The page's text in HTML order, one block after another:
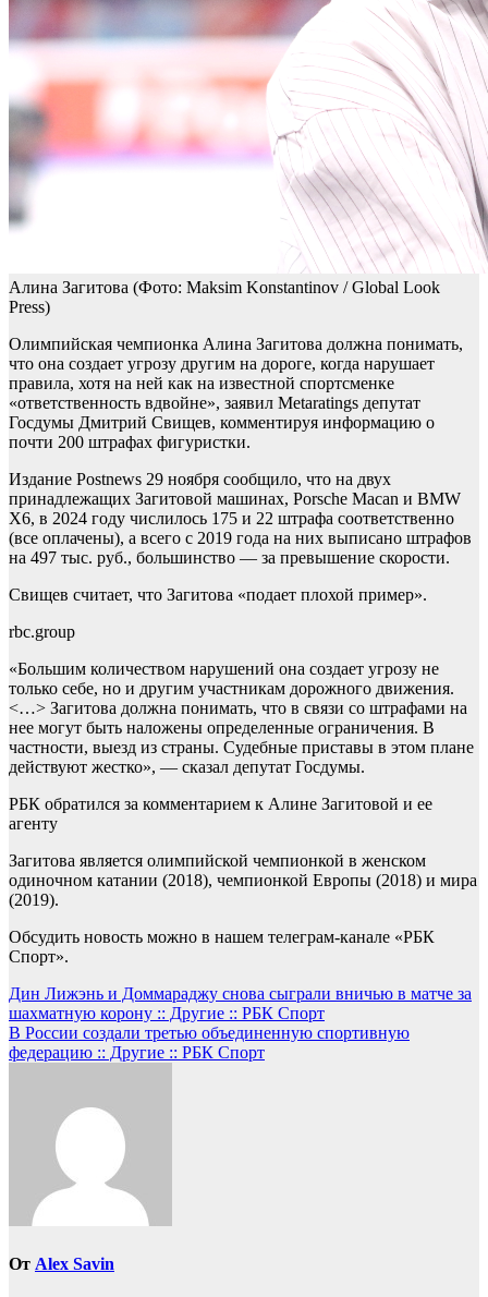
Алина Загитова (Фото: Maksim Konstantinov / Global Look
Press)
Олимпийская чемпионка Алина Загитова должна понимать,
что она создает угрозу другим на дороге, когда нарушает
правила, хотя на ней как на известной спортсменке
«ответственность вдвойне», заявил Metaratings депутат
Госдумы Дмитрий Свищев, комментируя информацию о
почти 200 штрафах фигуристки.
Издание Postnews 29 ноября сообщило, что на двух
принадлежащих Загитовой машинах, Porsche Macan и BMW
X6, в 2024 году числилось 175 и 22 штрафа соответственно
(все оплачены), а всего с 2019 года на них выписано штрафов
на 497 тыс. руб., большинство — за превышение скорости.
Свищев считает, что Загитова «подает плохой пример».
rbc.group
«Большим количеством нарушений она создает угрозу не
только себе, но и другим участникам дорожного движения.
<…> Загитова должна понимать, что в связи со штрафами на
нее могут быть наложены определенные ограничения. В
частности, выезд из страны. Судебные приставы в этом плане
действуют жестко», — сказал депутат Госдумы.
РБК обратился за комментарием к Алине Загитовой и ее
агенту
Загитова является олимпийской чемпионкой в женском
одиночном катании (2018), чемпионкой Европы (2018) и мира
(2019).
Обсудить новость можно в нашем телеграм-канале «РБК
Спорт».
Навигация
по
записям
Дин Лижэнь и Доммараджу снова сыграли вничью в матче за
шахматную корону :: Другие :: РБК Спорт
В России создали третью объединенную спортивную
федерацию :: Другие :: РБК Спорт
От Alex Savin